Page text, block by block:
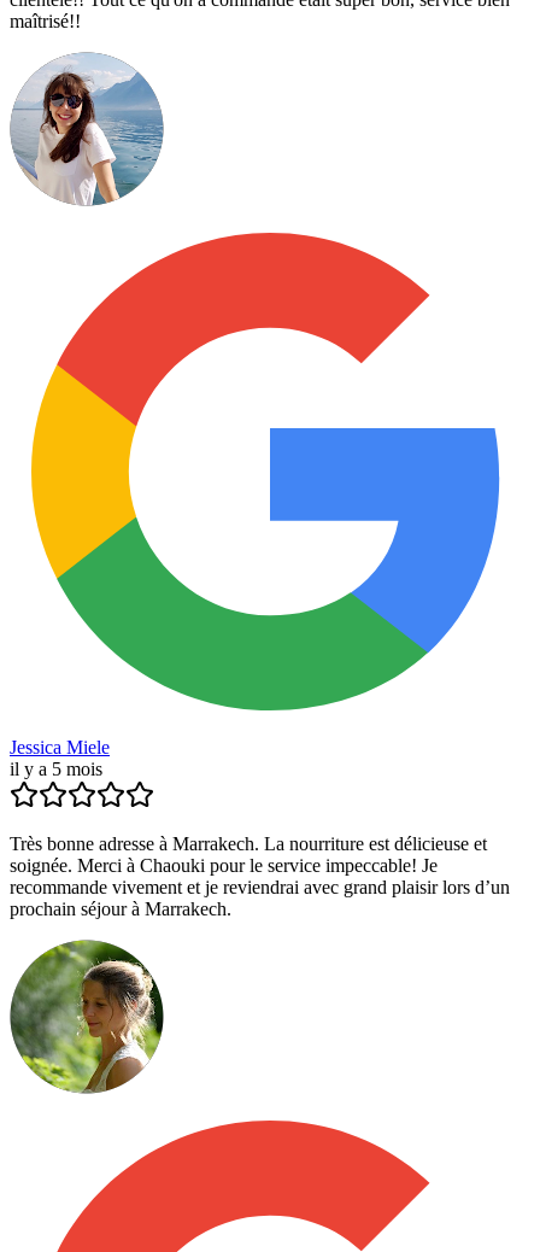
maîtrisé!!
Jessica Miele
il y a 5 mois
Très bonne adresse à Marrakech. La nourriture est délicieuse et
soignée. Merci à Chaouki pour le service impeccable! Je
recommande vivement et je reviendrai avec grand plaisir lors d’un
prochain séjour à Marrakech.